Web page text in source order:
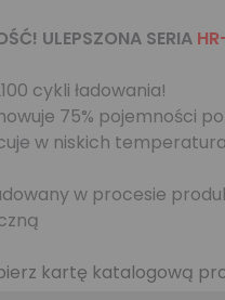
ULEPSZONA SERIA
cykli ładowania!
75% pojemności po
w niskich
w procesie
kartę katalogową